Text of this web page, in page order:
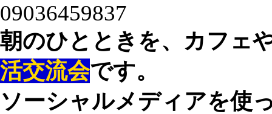
09036459837
朝のひとときを、カフェ
活交流会です。
ソーシャルメディアを使